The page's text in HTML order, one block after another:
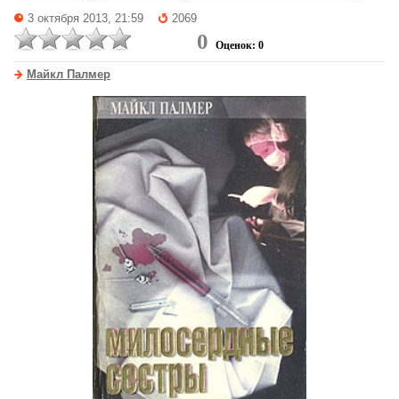
3 октября 2013, 21:59 2069
0 Оценок: 0
Майкл Палмер